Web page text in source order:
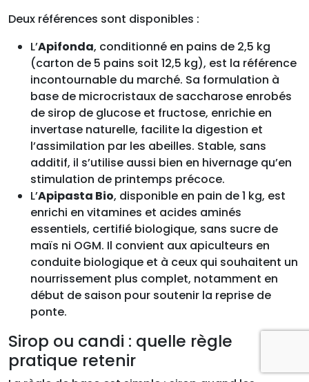
Deux références sont disponibles :
L’Apifonda, conditionné en pains de 2,5 kg
(carton de 5 pains soit 12,5 kg), est la référence
incontournable du marché. Sa formulation à
base de microcristaux de saccharose enrobés
de sirop de glucose et fructose, enrichie en
invertase naturelle, facilite la digestion et
l’assimilation par les abeilles. Stable, sans
additif, il s’utilise aussi bien en hivernage qu’en
stimulation de printemps précoce.
L’Apipasta Bio, disponible en pain de 1 kg, est
enrichi en vitamines et acides aminés
essentiels, certifié biologique, sans sucre de
maïs ni OGM. Il convient aux apiculteurs en
conduite biologique et à ceux qui souhaitent un
nourrissement plus complet, notamment en
début de saison pour soutenir la reprise de
ponte.
Sirop ou candi : quelle règle
pratique retenir